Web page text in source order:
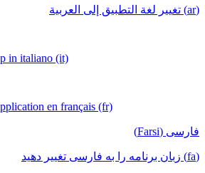
(ar) تغيير لغة التطبيق إلى العربية
in italiano (it)
en français (fr)
فارسی (Farsi)
(fa) زبان برنامه را به فارسی تغییر دهید